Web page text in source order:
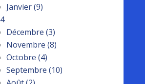
Janvier(9)
Décembre (3)
Novembre (8)
Octobre (4)
Septembre (10)